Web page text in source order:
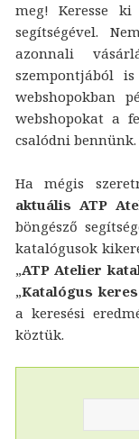
meg! Keresse
segítségével.
azonnali
szempontjából
webshopokban
webshopokat a
csalódni bennünk.
Ha mégis
aktuális ATP
böngésző
katalógusok
„ATP Atelier
„Katalógus
a keresési
köztük.